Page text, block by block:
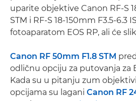
uparite objektive Canon RF-S
STM i RF-S 18-150mm F3.5-6.3
fotoaparatom EOS RP, ali će
Canon RF 50mm F1.8 STM
odličnu opciju za putovanja za
Kada su u pitanju zum
opcijama su lagani Canon RF